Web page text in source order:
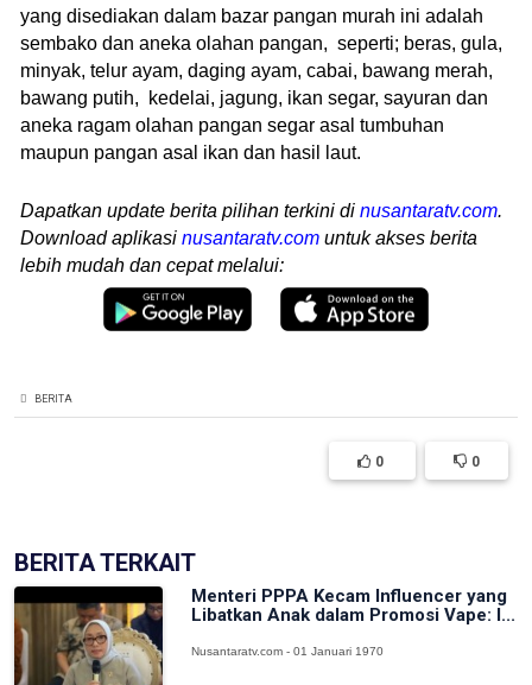
yang disediakan dalam bazar pangan murah ini adalah
sembako dan aneka olahan pangan, seperti; beras, gula,
minyak, telur ayam, daging ayam, cabai, bawang merah,
bawang putih, kedelai, jagung, ikan segar, sayuran dan
aneka ragam olahan pangan segar asal tumbuhan
maupun pangan asal ikan dan hasil laut.
Dapatkan update berita pilihan terkini di nusantaratv.com.
Download aplikasi nusantaratv.com untuk akses berita
lebih mudah dan cepat melalui:
BERITA
0 0
BERITA TERKAIT
Menteri PPPA Kecam Influencer yang
Libatkan Anak dalam Promosi Vape: I...
Nusantaratv.com - 01 Januari 1970